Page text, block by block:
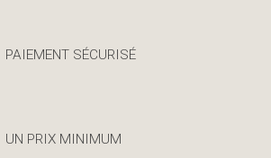
PAIEMENT SÉCURISÉ
UN PRIX MINIMUM